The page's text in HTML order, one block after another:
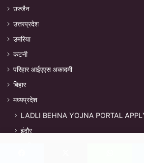
उज्जैन
उत्तरप्रदेश
उमरिया
कटनी
परिहार आईएएस अकादमी
बिहार
मध्यप्रदेश
LADLI BEHNA YOJNA PORTAL
इंदौर